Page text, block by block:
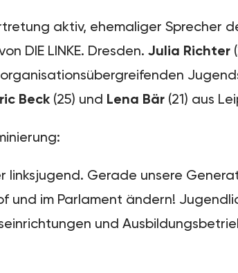
aktiv, ehemaliger Sprecher
DIE LINKE. Dresden. Julia Richter
Beck (25) und Lena Bär (21) aus
linksjugend. Gerade unsere
und im Parlament ändern!
und